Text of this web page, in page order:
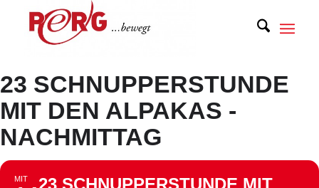
23 SCHNUPPERSTUNDE
MIT DEN ALPAKAS -
NACHMITTAG
MIT
23 SCHNUPPERSTUNDE MIT